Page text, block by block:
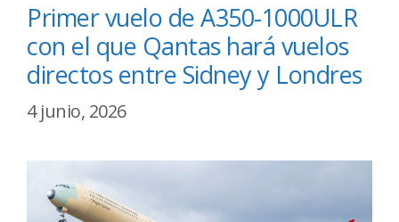
Primer vuelo de A350-1000ULR
con el que Qantas hará vuelos
directos entre Sidney y Londres
4 junio, 2026